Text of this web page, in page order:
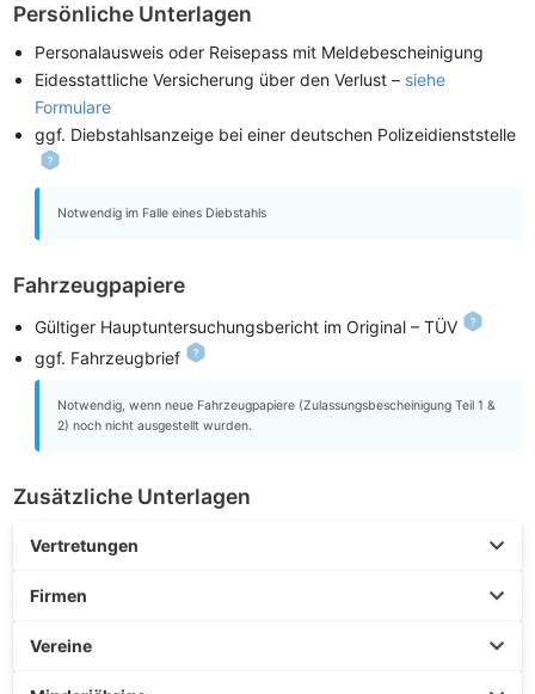
Persönliche Unterlagen
Personalausweis oder Reisepass mit Meldebescheinigung
Eidesstattliche Versicherung über den Verlust – siehe
Formulare
ggf. Diebstahlsanzeige bei einer deutschen Polizeidienststelle
Notwendig im Falle eines Diebstahls
Fahrzeugpapiere
Gültiger Hauptuntersuchungsbericht im Original – TÜV
ggf. Fahrzeugbrief
Notwendig, wenn neue Fahrzeugpapiere (Zulassungsbescheinigung Teil 1 &
2) noch nicht ausgestellt wurden.
Zusätzliche Unterlagen
Vertretungen
Firmen
Vereine